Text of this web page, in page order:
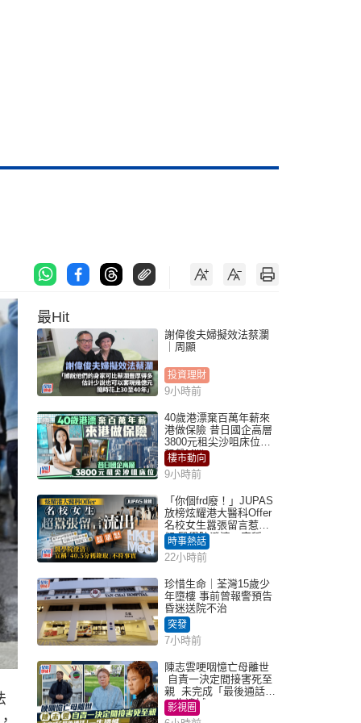
最Hit
謝偉俊夫婦擬效法蔡瀾
｜周顯
投資理財
9小時前
40歲港漂棄百萬年薪來
港做保險 昔日國企高層
3800元租尖沙咀床位｜
租盤Million
樓市動向
9小時前
「你個frd廢！」JUPAS
放榜炫耀港大醫科Offer
名校女生囂張留言惹眾
怒 醫學院澄清：宣稱
「40.5分獲錄取」不符事
實｜Juicy叮
時事熱話
22小時前
珍惜生命｜荃灣15歲少
年墮樓 事前曾報警預告
昏迷送院不治
突發
7小時前
陳志雲哽咽憶亡母離世
自責一決定間接害死至
親 未完成「最後通話」
一生遺憾
影視圈